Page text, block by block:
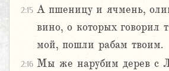
2:15 А пшеницу и ячмень,
вино, о которых говорил
мой, пошли рабам твоим.
2:16 Мы же нарубим дерев с